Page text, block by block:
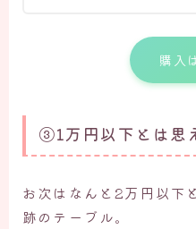
購入
③1万円以下とは思
お次はなんと2万円以下
跡のテーブル。